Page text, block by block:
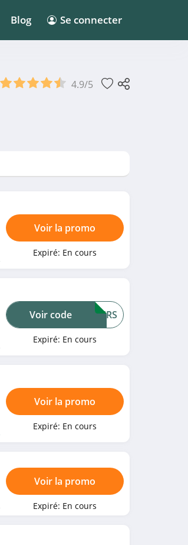
Blog Se connecter
4.9/5
Voir la promo
Expiré: En cours
WKERS
Voir code
Expiré: En cours
Voir la promo
Expiré: En cours
Voir la promo
Expiré: En cours